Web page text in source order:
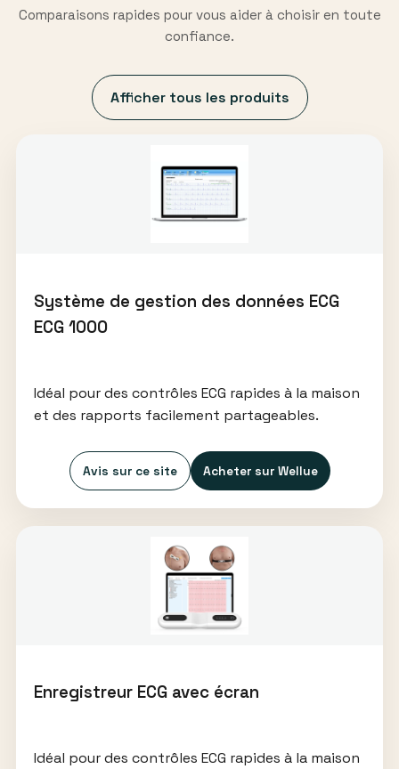
Comparaisons rapides pour vous aider à choisir en toute
confiance.
Afficher tous les produits
Système de gestion des données ECG
ECG 1000
Idéal pour des contrôles ECG rapides à la maison
et des rapports facilement partageables.
Avis sur ce site Acheter sur Wellue
Enregistreur ECG avec écran
Idéal pour des contrôles ECG rapides à la maison